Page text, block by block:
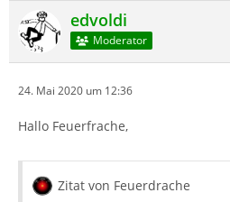
edvoldi
Moderator
24. Mai 2020 um 12:36
Hallo Feuerfrache,
Zitat von Feuerdrache